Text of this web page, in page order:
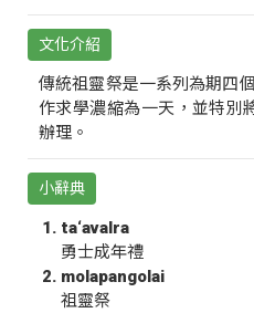
文化介紹
傳統祖靈祭是一系列為期四
作求學濃縮為一天，並特別
辦理。
小辭典
ta‘avalra
勇士成年禮
molapangolai
祖靈祭